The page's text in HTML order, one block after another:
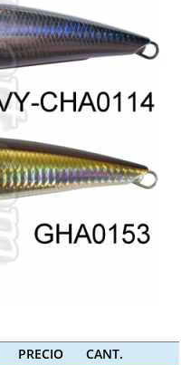
PRECIO CANT.